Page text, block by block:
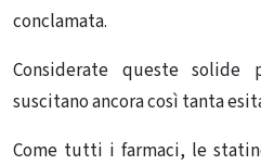
conclamata.
Considerate queste
suscitano ancora così tanta
Come tutti i farmaci, le